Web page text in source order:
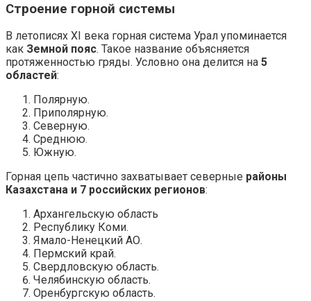
Строение горной системы
В летописях ХI века горная система Урал упоминается
как Земной пояс. Такое название объясняется
протяженностью гряды. Условно она делится на 5
областей:
Полярную.
Приполярную.
Северную.
Среднюю.
Южную.
Горная цепь частично захватывает северные районы
Казахстана и 7 российских регионов:
Архангельскую область
Республику Коми.
Ямало-Ненецкий АО.
Пермский край.
Свердловскую область.
Челябинскую область.
Оренбургскую область.